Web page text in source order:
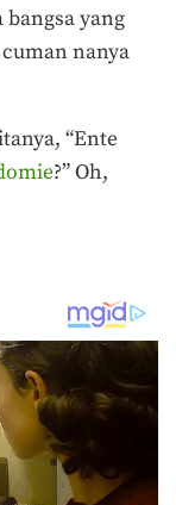
yang
nanya
“Ente
?” Oh,